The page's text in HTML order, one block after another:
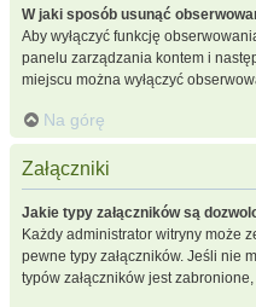
W jaki sposób usunąć
Aby wyłączyć funkcję
panelu zarządzania kontem i
miejscu można wyłączyć
Na górę
Załączniki
Jakie typy załączników są
Każdy administrator witryny może
pewne typy załączników. Jeśli nie
typów załączników jest